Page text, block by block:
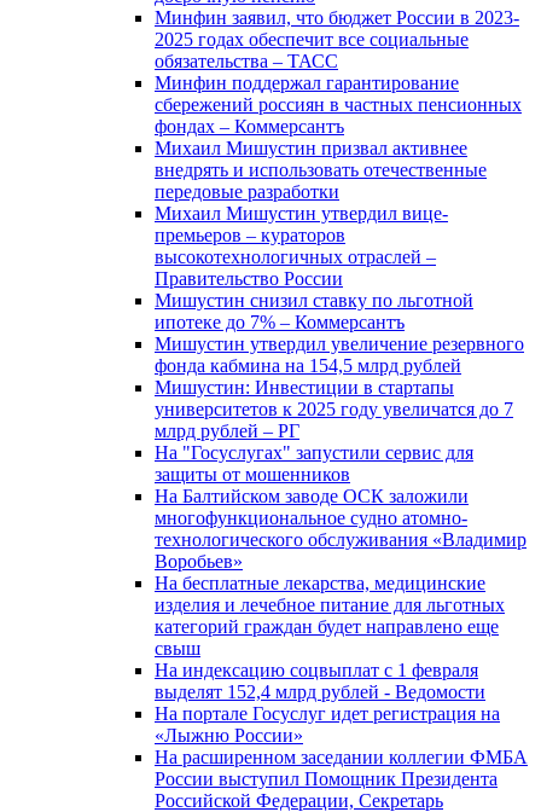
Минфин заявил, что бюджет России в 2023-
2025 годах обеспечит все социальные
обязательства – ТАСС
Минфин поддержал гарантирование
сбережений россиян в частных пенсионных
фондах – Коммерсантъ
Михаил Мишустин призвал активнее
внедрять и использовать отечественные
передовые разработки
Михаил Мишустин утвердил вице-
премьеров – кураторов
высокотехнологичных отраслей –
Правительство России
Мишустин снизил ставку по льготной
ипотеке до 7% – Коммерсантъ
Мишустин утвердил увеличение резервного
фонда кабмина на 154,5 млрд рублей
Мишустин: Инвестиции в стартапы
университетов к 2025 году увеличатся до 7
млрд рублей – РГ
На "Госуслугах" запустили сервис для
защиты от мошенников
На Балтийском заводе ОСК заложили
многофункциональное судно атомно-
технологического обслуживания «Владимир
Воробьев»
На бесплатные лекарства, медицинские
изделия и лечебное питание для льготных
категорий граждан будет направлено еще
свыш
На индексацию соцвыплат с 1 февраля
выделят 152,4 млрд рублей - Ведомости
На портале Госуслуг идет регистрация на
«Лыжню России»
На расширенном заседании коллегии ФМБА
России выступил Помощник Президента
Российской Федерации, Секретарь